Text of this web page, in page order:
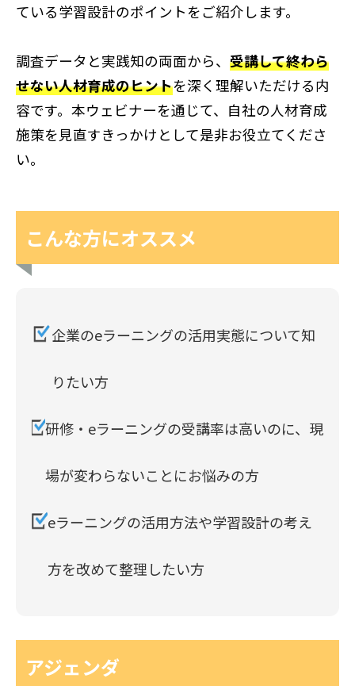
ている学習設計のポイントをご紹介します。​
調査データと実践知の両面から、 受講して終わら
せない人材育成のヒントを深く理解いただける内
容です。本ウェビナーを通じて、自社の人材育成
施策を見直すきっかけとして是非お役立てくださ
い。
こんな方にオススメ
企業のeラーニングの活用実態について知
りたい方
研修・eラーニングの受講率は高いのに、現
場が変わらないことにお悩みの方
eラーニングの活用方法や学習設計の考え
方を改めて整理したい方
アジェンダ